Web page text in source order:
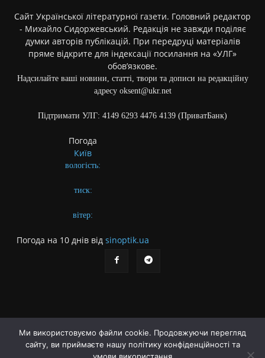
Сайт Української літературної газети. Головний редактор
- Михайло Сидоржевський. Редакція не завжди поділяє
думки авторів публікацій. При передруці матеріалів
пряме відкрите для індексації посилання на «УЛГ»
обов’язкове.
Надсилайте ваші новини, статті, твори та дописи на редакційну
адресу oksent@ukr.net
Підтримати УЛГ: 4149 6293 4476 4139 (ПриватБанк)
Погода
Київ
вологість:
тиск:
вітер:
Погода на 10 днів від sinoptik.ua
Про газету
Правила користування сайтом
Ми використовуємо файли cookie. Продовжуючи перегляд
сайту, ви приймаєте нашу політику конфіденційності та